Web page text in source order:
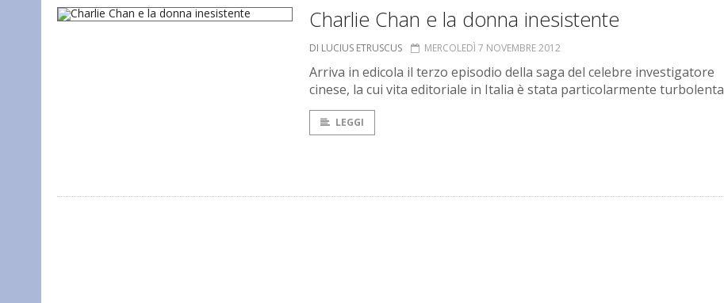
Charlie Chan e la donna inesistente
DI LUCIUS ETRUSCUS MERCOLEDÌ 7 NOVEMBRE 2012
Arriva in edicola il terzo episodio della saga del celebre investigatore
cinese, la cui vita editoriale in Italia è stata particolarmente turbolenta
LEGGI